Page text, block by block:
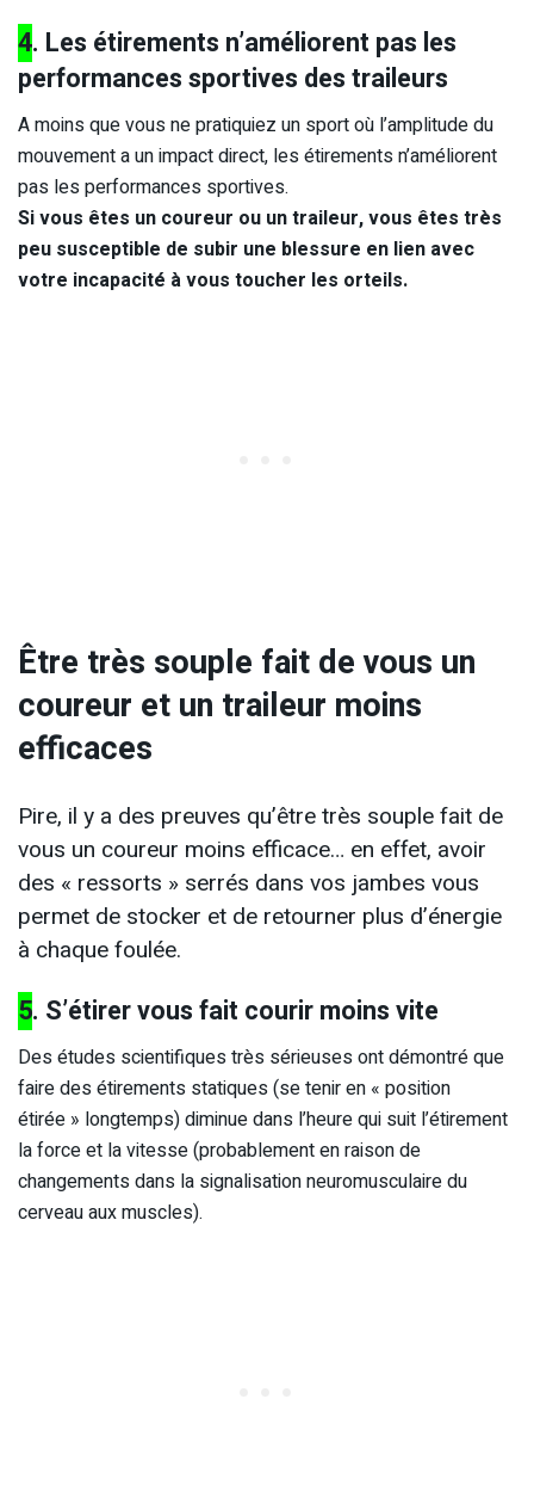
4. Les étirements n’améliorent pas les
performances sportives des traileurs
A moins que vous ne pratiquiez un sport où l’amplitude du
mouvement a un impact direct, les étirements n’améliorent
pas les performances sportives.
Si vous êtes un coureur ou un traileur, vous êtes très
peu susceptible de subir une blessure en lien avec
votre incapacité à vous toucher les orteils.
Être très souple fait de vous un
coureur et un traileur moins
efficaces
Pire, il y a des preuves qu’être très souple fait de
vous un coureur moins efficace… en effet, avoir
des « ressorts » serrés dans vos jambes vous
permet de stocker et de retourner plus d’énergie
à chaque foulée.
5. S’étirer vous fait courir moins vite
Des études scientifiques très sérieuses ont démontré que
faire des étirements statiques (se tenir en « position
étirée » longtemps) diminue dans l’heure qui suit l’étirement
la force et la vitesse (probablement en raison de
changements dans la signalisation neuromusculaire du
cerveau aux muscles).